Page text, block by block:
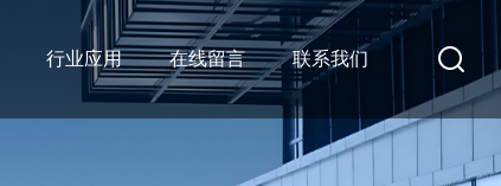
行业应用 在线留言 联系我们